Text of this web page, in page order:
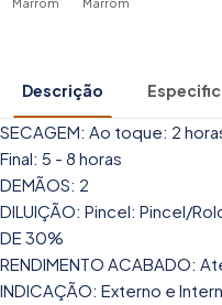
Descrição
SECAGEM: Ao toque: 2
Final: 5 - 8 horas
DEMÃOS: 2
DILUIÇÃO: Pincel: Pincel/
DE 30%
RENDIMENTO ACABADO:
INDICAÇÃO: Externo e